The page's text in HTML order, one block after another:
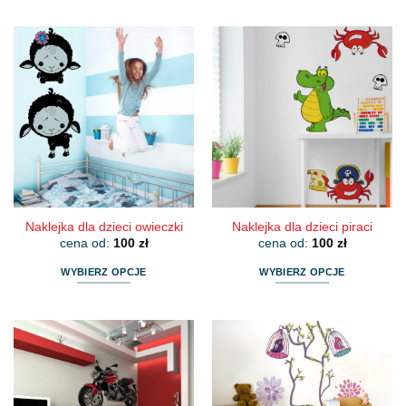
ma
wiele
wariantów.
Opcje
można
wybrać
na
stronie
produktu
wariantów.
Opcje
można
wybrać
stronie
produktu
Naklejka dla dzieci owieczki
cena od: 100 zł
WYBIERZ OPCJE
ma
wiele
wariantów.
Opcje
Naklejka dla dzieci piraci
cena od: 100 zł
WYBIERZ OPCJE
ma
wiele
wariantów.
Opcje